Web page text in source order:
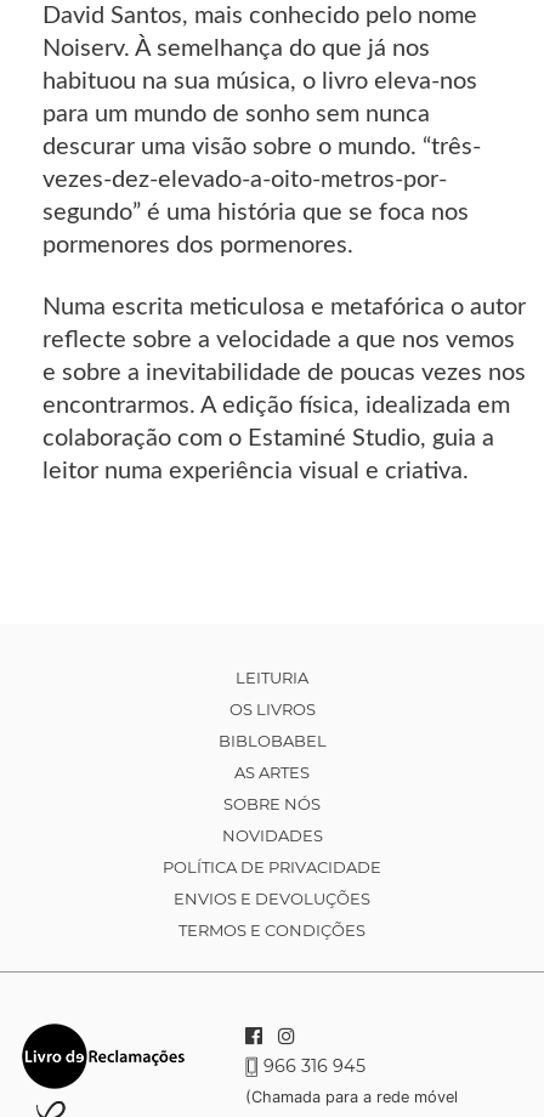
David Santos, mais conhecido pelo nome
Noiserv. À semelhança do que já nos
habituou na sua música, o livro eleva-nos
para um mundo de sonho sem nunca
descurar uma visão sobre o mundo. “três-
vezes-dez-elevado-a-oito-metros-por-
segundo” é uma história que se foca nos
pormenores dos pormenores.
Numa escrita meticulosa e metafórica o autor
reflecte sobre a velocidade a que nos vemos
e sobre a inevitabilidade de poucas vezes nos
encontrarmos. A edição física, idealizada em
colaboração com o Estaminé Studio, guia a
leitor numa experiência visual e criativa.
LEITURIA
OS LIVROS
BIBLOBABEL
AS ARTES
SOBRE NÓS
NOVIDADES
POLÍTICA DE PRIVACIDADE
ENVIOS E DEVOLUÇÕES
TERMOS E CONDIÇÕES
966 316 945
(Chamada para a rede móvel